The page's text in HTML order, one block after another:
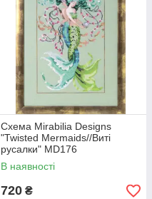
Схема Mirabilia Designs
"Twisted Mermaids//Виті
русалки" MD176
В наявності
720 ₴